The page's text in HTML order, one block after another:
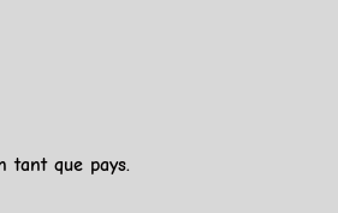
tant que pays.